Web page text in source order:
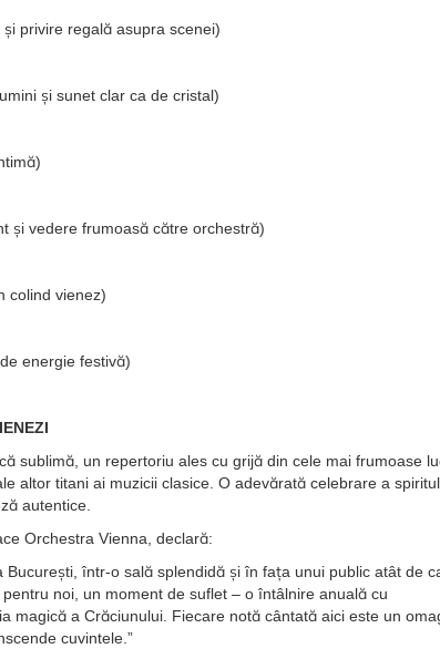
privire regală asupra scenei)
și sunet clar ca de cristal)
și vedere frumoasă către orchestră)
colind vienez)
energie festivă)
sublimă, un repertoriu ales cu grijă din cele mai frumoase
altor titani ai muzicii clasice. O adevărată celebrare a
autentice.
Orchestra Vienna, declară:
într-o sală splendidă și în fața unui public atât de
noi, un moment de suflet – o întâlnire anuală cu
magică a Crăciunului. Fiecare notă cântată aici este un
cuvintele.”